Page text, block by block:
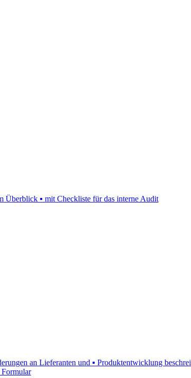
Überblick ▪ mit Checkliste für das interne Audit
an Lieferanten und ▪ Produktentwicklung